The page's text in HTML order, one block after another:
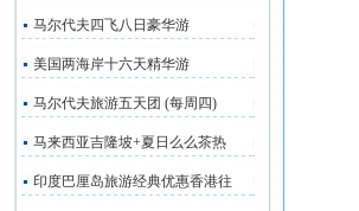
马尔代夫四飞八日豪华游
美国两海岸十六天精华游
马尔代夫旅游五天团 (每周四)
马来西亚吉隆坡+夏日么么茶热
印度巴厘岛旅游经典优惠香港往